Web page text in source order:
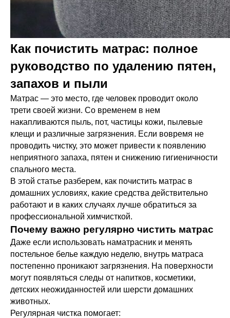
Как почистить матрас: полное
руководство по удалению пятен,
запахов и пыли
Матрас — это место, где человек проводит около
трети своей жизни. Со временем в нем
накапливаются пыль, пот, частицы кожи, пылевые
клещи и различные загрязнения. Если вовремя не
проводить чистку, это может привести к появлению
неприятного запаха, пятен и снижению гигиеничности
спального места.
В этой статье разберем, как почистить матрас в
домашних условиях, какие средства действительно
работают и в каких случаях лучше обратиться за
профессиональной химчисткой.
Почему важно регулярно чистить матрас
Даже если использовать наматрасник и менять
постельное белье каждую неделю, внутрь матраса
постепенно проникают загрязнения. На поверхности
могут появляться следы от напитков, косметики,
детских неожиданностей или шерсти домашних
животных.
Регулярная чистка помогает: